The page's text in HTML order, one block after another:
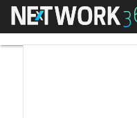
Menú